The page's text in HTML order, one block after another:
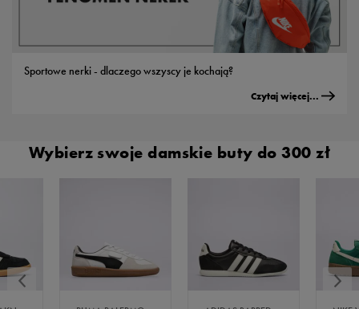
Sportowe nerki - dlaczego wszyscy je kochają?
Czytaj więcej...
Wybierz swoje damskie buty do 300 zł